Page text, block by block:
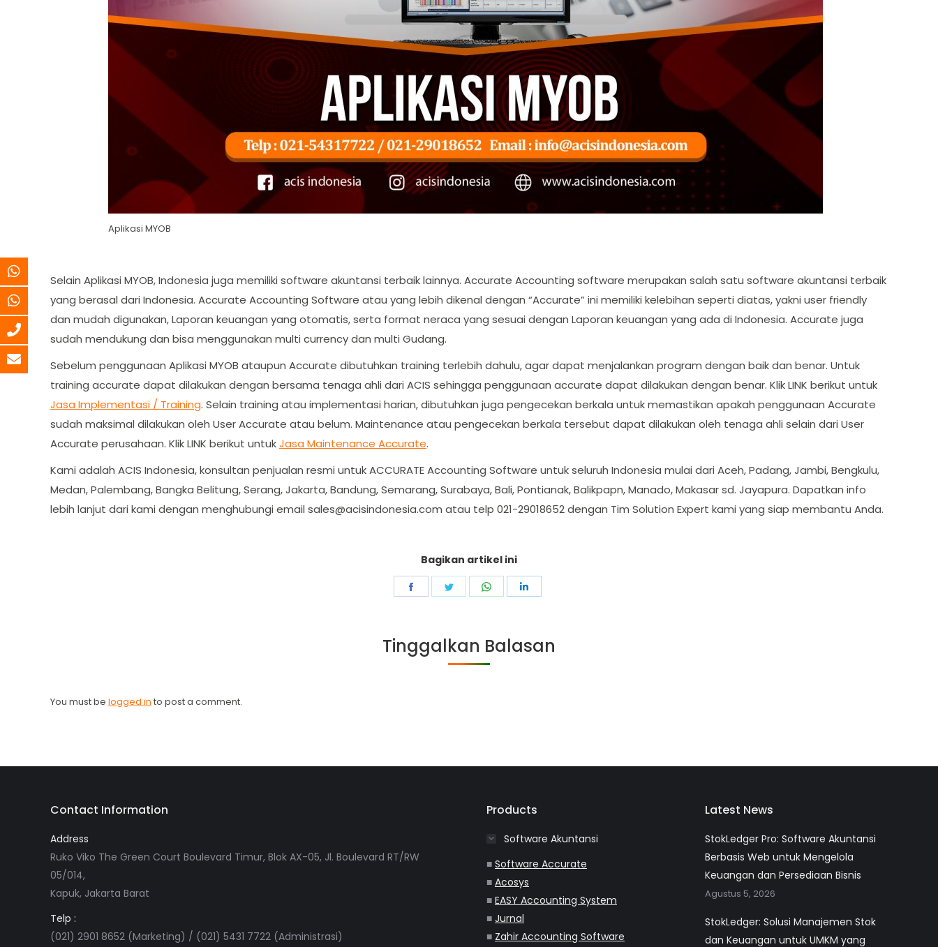
Aplikasi MYOB
Selain Aplikasi MYOB, Indonesia juga memiliki software akuntansi terbaik lainnya. Accurate Accounting software merupakan salah satu software akuntansi terbaik
yang berasal dari Indonesia. Accurate Accounting Software atau yang lebih dikenal dengan “Accurate” ini memiliki kelebihan seperti diatas, yakni user friendly
dan mudah digunakan, Laporan keuangan yang otomatis, serta format neraca yang sesuai dengan Laporan keuangan yang ada di Indonesia. Accurate juga
sudah mendukung dan bisa menggunakan multi currency dan multi Gudang.
Sebelum penggunaan Aplikasi MYOB ataupun Accurate dibutuhkan training terlebih dahulu, agar dapat menjalankan program dengan baik dan benar. Untuk
training accurate dapat dilakukan dengan bersama tenaga ahli dari ACIS sehingga penggunaan accurate dapat dilakukan dengan benar. Klik LINK berikut untuk
Jasa Implementasi / Training. Selain training atau implementasi harian, dibutuhkan juga pengecekan berkala untuk memastikan apakah penggunaan Accurate
sudah maksimal dilakukan oleh User Accurate atau belum. Maintenance atau pengecekan berkala tersebut dapat dilakukan oleh tenaga ahli selain dari User
Accurate perusahaan. Klik LINK berikut untukJasa Maintenance Accurate.
Kami adalah ACIS Indonesia, konsultan penjualan resmi untuk ACCURATE Accounting Software untuk seluruh Indonesia mulai dari Aceh, Padang, Jambi, Bengkulu,
Medan, Palembang, Bangka Belitung, Serang, Jakarta, Bandung, Semarang, Surabaya, Bali, Pontianak, Balikpapn, Manado, Makasar sd. Jayapura. Dapatkan info
lebih lanjut dari kami dengan menghubungi email sales@acisindonesia.com atau telp 021-29018652 dengan Tim Solution Expert kami yang siap membantu Anda.
Bagikan artikel ini
Share
Share
Share
Tinggalkan Balasan
You must be logged in to post a comment.
Contact Information
Address
Ruko Viko The Green Court Boulevard Timur, Blok AX-05, Jl. Boulevard RT/RW
05/014,
Kapuk, Jakarta Barat
Telp :
(021) 2901 8652 (Marketing) / (021) 5431 7722 (Administrasi)
Products
Software Akuntansi
■ Software Accurate
■ Acosys
■ EASY Accounting System
■ Jurnal
■ Zahir Accounting Software
Latest News
StokLedger Pro: Software Akuntansi
Berbasis Web untuk Mengelola
Keuangan dan Persediaan Bisnis
Agustus 5, 2026
StokLedger: Solusi Manajemen Stok
dan Keuangan untuk UMKM yang